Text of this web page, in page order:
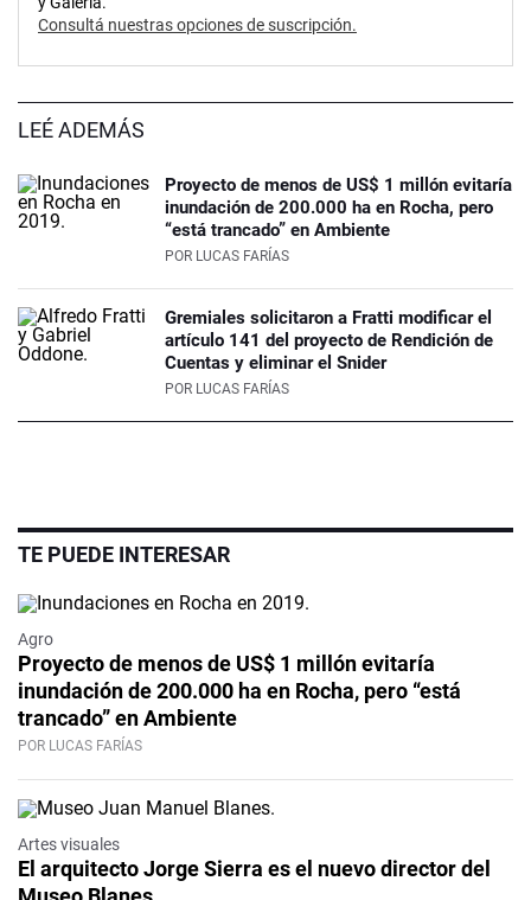
Consultá nuestras opciones de suscripción.
LEÉ ADEMÁS
Proyecto de menos de US$ 1 millón evitaría
inundación de 200.000 ha en Rocha, pero
“está trancado” en Ambiente
POR LUCAS FARÍAS
Gremiales solicitaron a Fratti modificar el
artículo 141 del proyecto de Rendición de
Cuentas y eliminar el Snider
POR LUCAS FARÍAS
TE PUEDE INTERESAR
Agro
Proyecto de menos de US$ 1 millón evitaría
inundación de 200.000 ha en Rocha, pero “está
trancado” en Ambiente
POR LUCAS FARÍAS
Artes visuales
El arquitecto Jorge Sierra es el nuevo director del